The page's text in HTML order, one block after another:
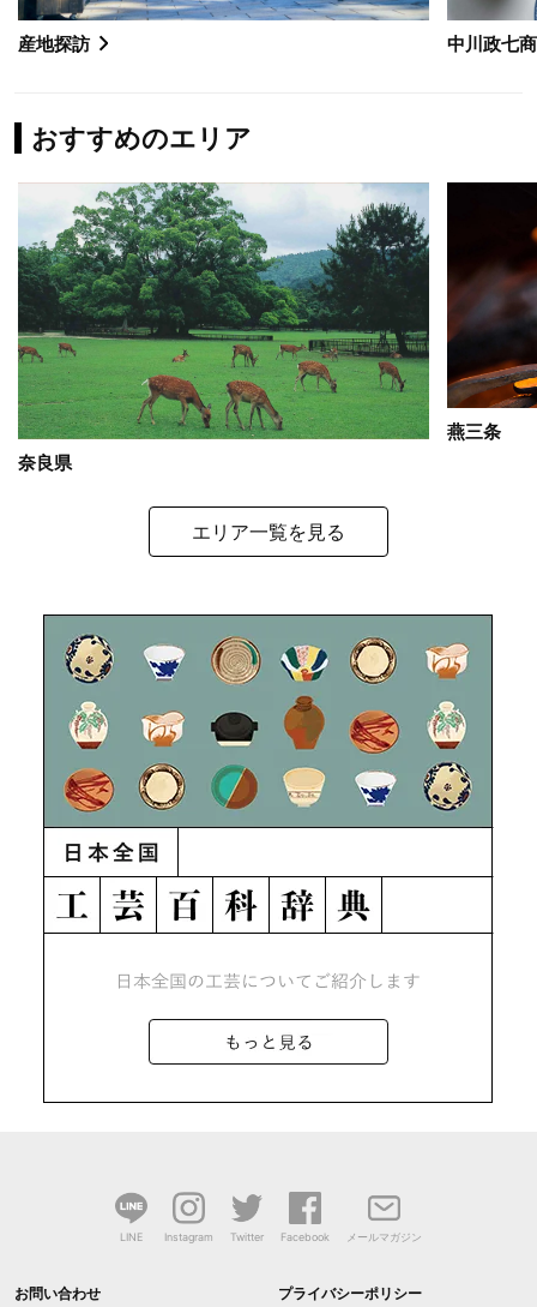
産地探訪 中川政七
おすすめのエリア
奈良県
燕三条
エリア一覧を見る
LINE Instagram Twitter Facebook メールマガジン
お問い合わせ プライバシーポリシー